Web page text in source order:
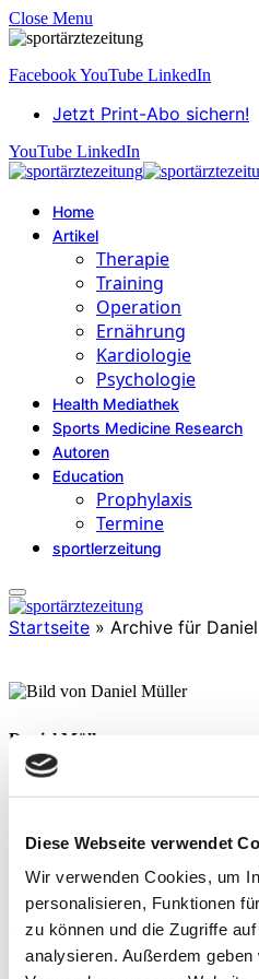
Diese Webseite verwendet
Wir verwenden Cookies, um
personalisieren, Funktionen
zu können und die Zugriffe
analysieren. Außerdem
Close Menu
FacebookYouTube LinkedIn
Jetzt Print-Abo sichern!
YouTube LinkedIn
Home
Artikel
Therapie
Training
Operation
Ernährung
Kardiologie
Psychologie
Health Mediathek
Sports Medicine Research
Autoren
Education
Prophylaxis
Termine
sportlerzeitung
Startseite » Archive für
Daniel Müller
ist Sporttherapeut &
beim Deutschen Schwimm-
NeurokineticTherapy® in
Daniel wendet diverse visuelle
Sportler leistungsfähiger zu
visuelle Drills und Ansätze aus der
Stimulation von Gehirnarealen,
optimieren und